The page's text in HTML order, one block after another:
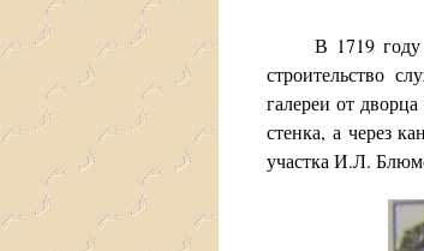
В 1719 году
строительство
галереи от
стенка, а через
участка И.Л.